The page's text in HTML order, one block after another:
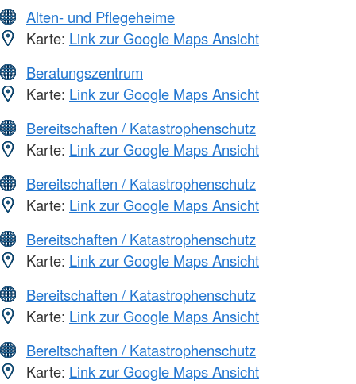
Alten- und Pflegeheime
Karte: Link zur Google Maps Ansicht
Beratungszentrum
Karte: Link zur Google Maps Ansicht
Bereitschaften / Katastrophenschutz
Karte: Link zur Google Maps Ansicht
Bereitschaften / Katastrophenschutz
Karte: Link zur Google Maps Ansicht
Bereitschaften / Katastrophenschutz
Karte: Link zur Google Maps Ansicht
Bereitschaften / Katastrophenschutz
Karte: Link zur Google Maps Ansicht
Bereitschaften / Katastrophenschutz
Karte: Link zur Google Maps Ansicht